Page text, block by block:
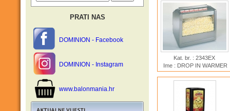
PRATI NAS
DOMINION - Facebook
DOMINION - Instagram
www.balonmania.hr
Kat. br. : 2343EX
Ime : DROP IN WARMER
30